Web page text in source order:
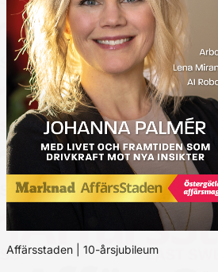
Affärsstaden | 10-årsjubileum